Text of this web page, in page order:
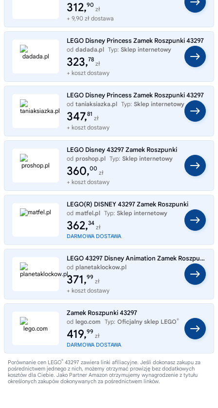
312,90
zł
+ 9,90 zł dostawa
LEGO Disney Princess Zamek Roszpunki 43297
od dadada.pl Typ: Sklep internetowy
323,78
zł
+ koszt dostawy
LEGO Disney Princess Zamek Roszpunki 43297
od taniaksiazka.pl Typ: Sklep internetowy
347,81
zł
+ koszt dostawy
LEGO Disney 43297 Zamek Roszpunki
od proshop.pl Typ: Sklep internetowy
360,00
zł
+ koszt dostawy
LEGO(R) DISNEY 43297 Zamek Roszpunki
od matfel.pl Typ: Sklep internetowy
362,34
zł
DARMOWA DOSTAWA
LEGO 43297 Disney Animation Zamek Roszpunki
od planetaklockow.pl
Typ: Sklep internetowy
371,99
zł
+ koszt dostawy
Zamek Roszpunki 43297
od lego.com Typ: Oficjalny sklep LEGO®
419,99
zł
DARMOWA DOSTAWA
Porównanie cen LEGO® 43297 zawiera linki afiliacyjne. Jeśli dokonasz zakupu za
pośrednictwem jednego z nich, możemy otrzymać prowizję bez dodatkowych
kosztów dla Ciebie. Jako Partner Amazon otrzymujemy wynagrodzenie z tytułu
określonych zakupów dokonywanych za pośrednictwem linków.